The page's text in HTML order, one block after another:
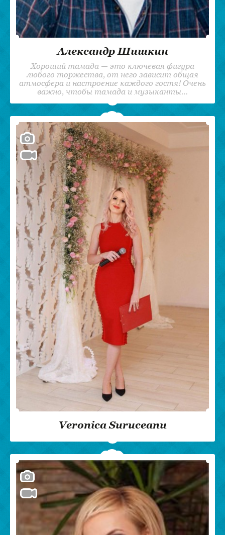
Александр Шишкин
Хороший тамада — это ключевая фигура
любого торжества, от него зависит общая
атмосфера и настроение каждого гостя! Очень
важно, чтобы тамада и музыканты…
Veronica Suruceanu